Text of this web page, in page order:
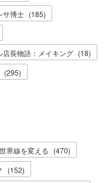
サ博士 (185)
店長物語：メイキング (18)
(295)
世界線を変える (470)
(152)